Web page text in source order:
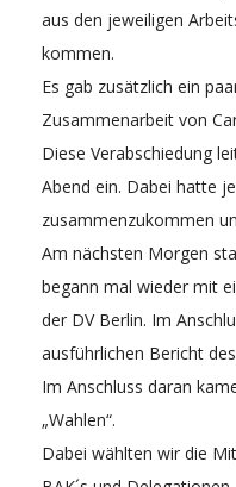
aus den jeweiligen
kommen.
Es gab zusätzlich ein
Zusammenarbeit von
Diese Verabschiedung
Abend ein. Dabei hatte
zusammenzukommen
Am nächsten Morgen
begann mal wieder mit
der DV Berlin. Im
ausführlichen Bericht des
Im Anschluss daran
„Wahlen“.
Dabei wählten wir die